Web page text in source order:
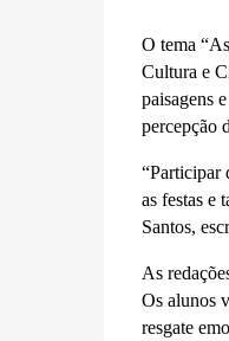
O tema
Cultura e
paisagens
percepção
“Participar
as festas e
Santos,
As
Os alunos
resgate